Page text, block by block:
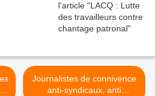
Journalistes de connivence
anti-syndicaux, anti